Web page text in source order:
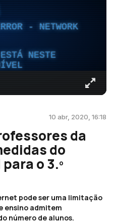
- NETWORK
NESTE
10 abr, 2020, 16:18
da
do
o 3.º
pode ser uma limitação
ensino admitem
número de alunos.